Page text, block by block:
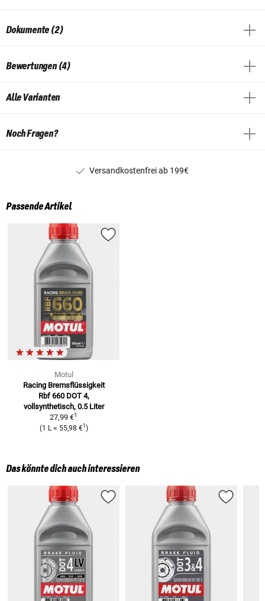
Dokumente (2)
Bewertungen (4)
Alle Varianten
Noch Fragen?
Versandkostenfrei ab 199€
Passende Artikel
Motul
Racing Bremsflüssigkeit
Rbf 660 DOT 4,
vollsynthetisch, 0.5 Liter
27,99 €1
(1 L = 55,98 €1 )
Das könnte dich auch interessieren